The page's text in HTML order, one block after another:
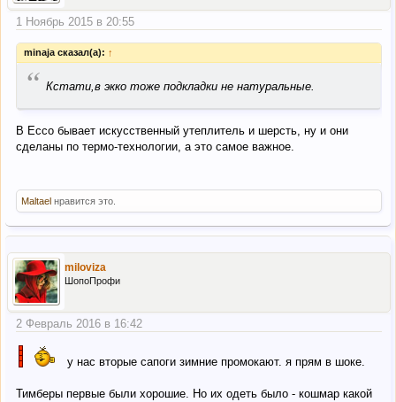
1 Ноябрь 2015 в 20:55
minaja сказал(а): ↑
“ Кстати,в экко тоже подкладки не натуральные.
В Ессо бывает искусственный утеплитель и шерсть, ну и они
сделаны по термо-технологии, а это самое важное.
Maltael нравится это.
miloviza
ШопоПрофи
2 Февраль 2016 в 16:42
у нас вторые сапоги зимние промокают. я прям в шоке.
Тимберы первые были хорошие. Но их одеть было - кошмар какой